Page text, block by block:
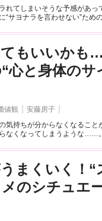
れてしまいそうな予感があ
“サヨナラを言わせない”ため
てもいいか
心と身体のサ
値観
安藤房子
気持ちが分からなくなること
なくなってしまうような……
まくいく！“
のシチュエ